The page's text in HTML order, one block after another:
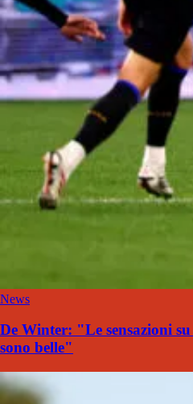
News
De Winter: "Le sensazioni
sono belle"